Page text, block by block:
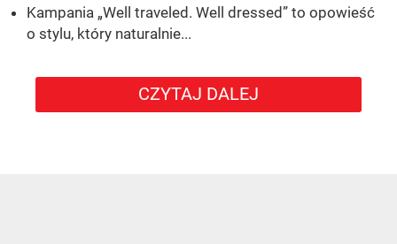
Kampania „Well traveled. Well dressed” to opowieść
o stylu, który naturalnie...
CZYTAJ DALEJ